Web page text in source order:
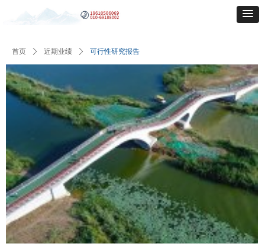
首页 ꄲ 近期业绩 ꄲ 可行性研究报告